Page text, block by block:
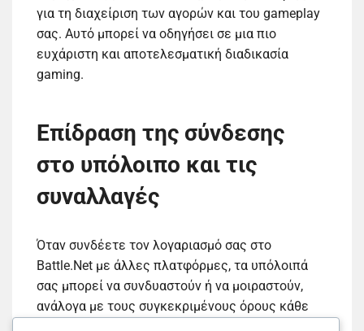
για τη διαχείριση των αγορών και του gameplay
σας. Αυτό μπορεί να οδηγήσει σε μια πιο
ευχάριστη και αποτελεσματική διαδικασία
gaming.
Επίδραση της σύνδεσης
στο υπόλοιπο και τις
συναλλαγές
Όταν συνδέετε τον λογαριασμό σας στο
Battle.Net με άλλες πλατφόρμες, τα υπόλοιπά
σας μπορεί να συνδυαστούν ή να μοιραστούν,
ανάλογα με τους συγκεκριμένους όρους κάθε